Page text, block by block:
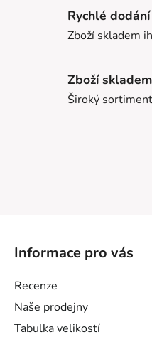
Rychlé dodání
Zboží skladem
Zboží skladem
Široký
Informace pro vás
Recenze
Naše prodejny
Tabulka velikostí